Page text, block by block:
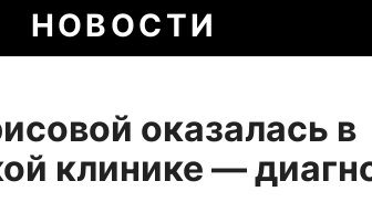
НОВОСТИ
оказалась в
клинике —